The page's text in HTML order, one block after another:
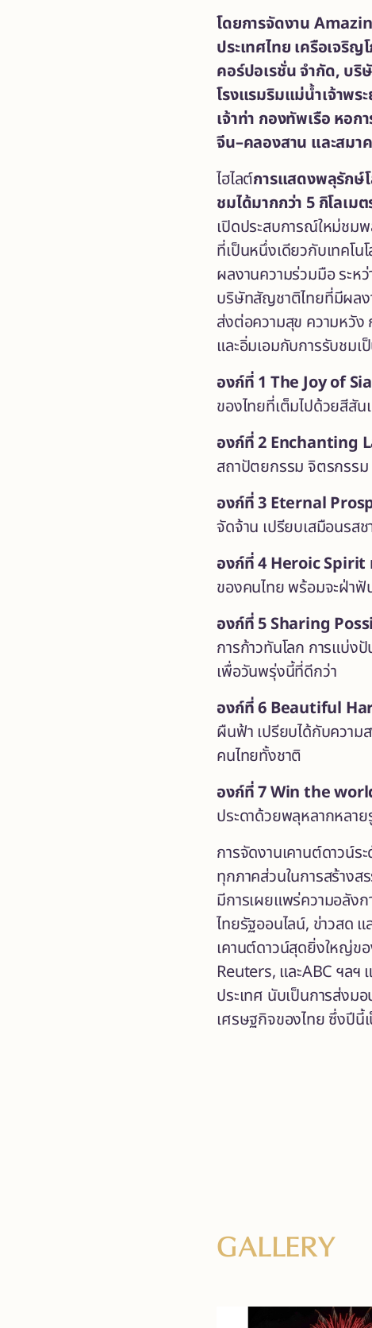
โดยการจัดงาน
ประเทศไทย เครือเจริ
คอร์ปอเรชั่น จำกัด, บริ
โรงแรมริมแม่น้ำเจ้าพ
เจ้าท่า กองทัพเรือ หอก
จีน–คลองสาน และสมา
ไฮไลต์การแสดงพลุรักษ์
ชมได้มากกว่า 5 กิโลเมต
เปิดประสบการณ์ใหม่ชม
ที่เป็นหนึ่งเดียวกับเทคโ
ผลงานความร่วมมือ ระหว่
บริษัทสัญชาติไทยที่มีผลง
ส่งต่อความสุข ความหวัง
และอิ่มเอมกับการรับชม
องก์ที่ 1 The Joy of
ของไทยที่เต็มไปด้วยสีสั
องก์ที่2 Enchanting
สถาปัตยกรรม จิตรกรรม
องก์ที่3 Eternal
จัดจ้าน เปรียบเสมือนรส
องก์ที่4 Heroic Spirit
ของคนไทย พร้อมจะฝ่าฟั
องก์ที่ 5 Sharing
การก้าวทันโลก การแบ่ง
เพื่อวันพรุ่งนี้ที่ดีกว่า
องก์ที่6 Beautiful
ผืนฟ้า เปรียบได้กับความ
คนไทยทั้งชาติ
องก์ที่7 Win the
ประดาด้วยพลุหลากหลา
การจัดงานเคานต์ดาวน์ร
ทุกภาคส่วนในการสร้าง
มีการเผยแพร่ความอลัง
ไทยรัฐออนไลน์, ข่าวสด
เคานต์ดาวน์สุดยิ่งใหญ่ขอ
Reuters, และABC ฯลฯ
ประเทศ นับเป็นการส่งม
เศรษฐกิจของไทย ซึ่งปีนี้
GALLERY